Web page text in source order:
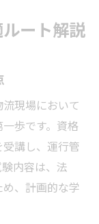
ート解説
現場において
歩です。資格
講し、運行管
内容は、法
、計画的な学